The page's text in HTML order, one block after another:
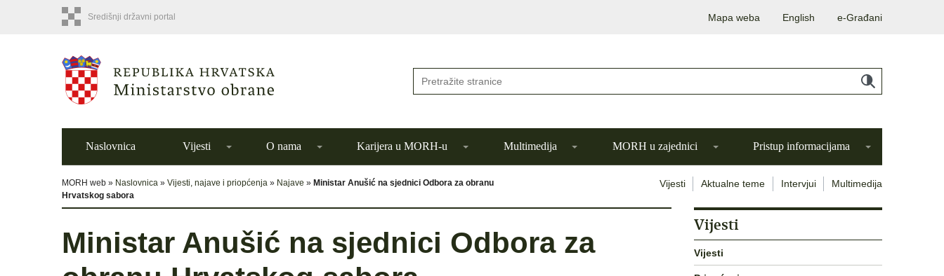
Središnji državni portal Mapa weba English e-Građani
Naslovnica Vijesti O nama Karijera u MORH-u Multimedija MORH u zajednici Pristup informacijama
MORH web » Naslovnica » Vijesti, najave i priopćenja » Najave » Ministar Anušić na sjednici Odbora za obranu
Hrvatskog sabora
Vijesti Aktualne teme Intervjui Multimedija
Ministar Anušić na sjednici Odbora za
Vijesti
Vijesti